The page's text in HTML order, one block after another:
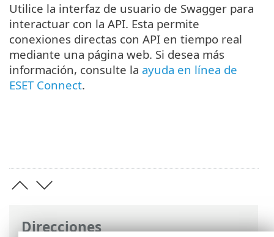
Direcciones
Utilice la interfaz de usuario de Swagger para
interactuar con la API. Esta permite
conexiones directas con API en tiempo real
mediante una página web. Si desea más
información, consulte la ayuda en línea de
ESET Connect.